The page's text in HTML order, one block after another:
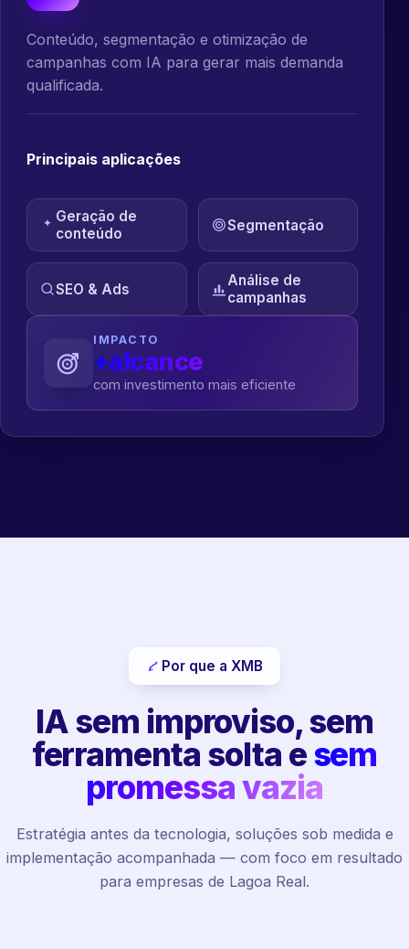
Conteúdo, segmentação e otimização de
campanhas com IA para gerar mais demanda
qualificada.
Principais aplicações
Geração de
conteúdo
Segmentação
SEO & Ads
Análise de
campanhas
IMPACTO
+alcance
com investimento mais eficiente
Por que a XMB
IA sem improviso, sem
ferramenta solta esem
promessa vazia
Estratégia antes da tecnologia, soluções sob medida e
implementação acompanhada — com foco em resultado
para empresas de Lagoa Real.